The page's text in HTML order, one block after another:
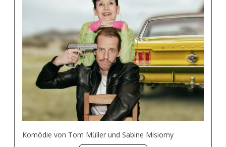
Komödie von Tom Müller und Sabine Misiorny